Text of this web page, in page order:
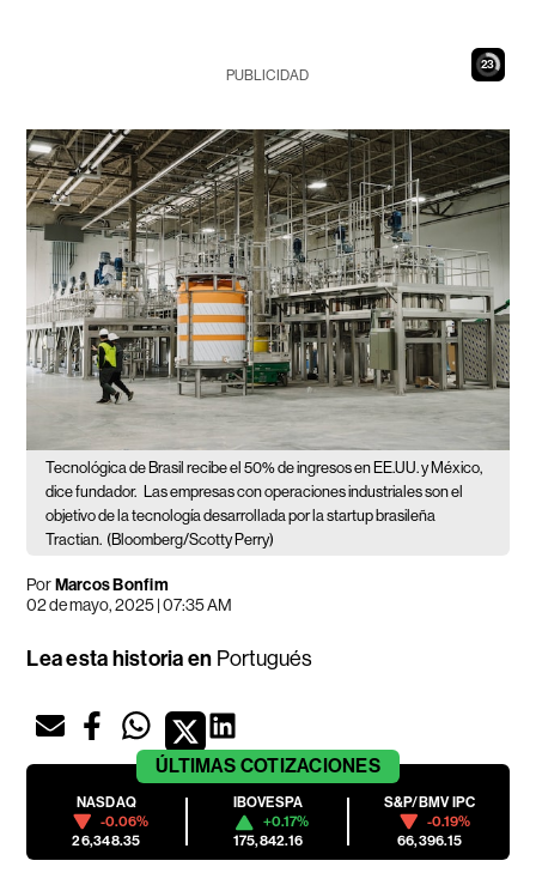
22
PUBLICIDAD
Tecnológica de Brasil recibe el 50% de ingresos en EE.UU. y México,
dice fundador. Las empresas con operaciones industriales son el
objetivo de la tecnología desarrollada por la startup brasileña
Tractian. (Bloomberg/Scotty Perry)
PorMarcos Bonfim
02 de mayo, 2025 | 07:35 AM
Lea esta historia en Portugués
ÚLTIMAS COTIZACIONES
NASDAQ
-0.06%
26,348.35
IBOVESPA
+0.17%
175,842.16
S&P/BMV IPC
-0.19%
66,396.15